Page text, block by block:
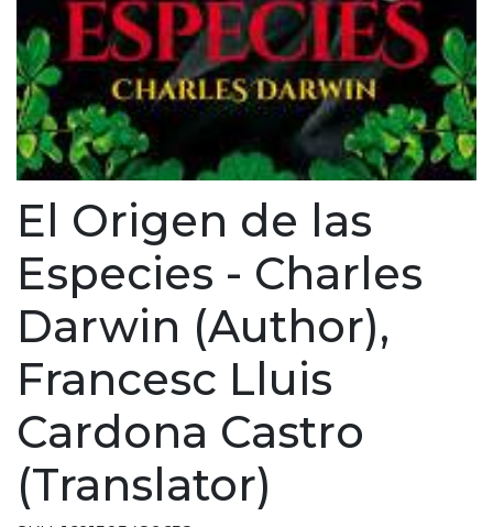
El Origen de las
Especies - Charles
Darwin (Author),
Francesc Lluis
Cardona Castro
(Translator)